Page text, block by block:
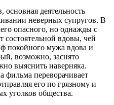
деятельность
неверных супругов. В
опасного, но однажды с
состоятельной вдовы, чей
покойного мужа вдова и
возможно, заснято
выяснить наверняка.
фильма переворачивает
его по грязному и
уголков общества.